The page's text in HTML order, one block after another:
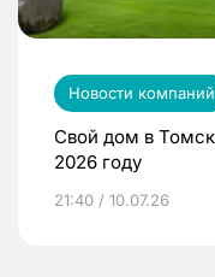
Новости компаний
Свой дом в
2026 году
21:40 / 10.07.26